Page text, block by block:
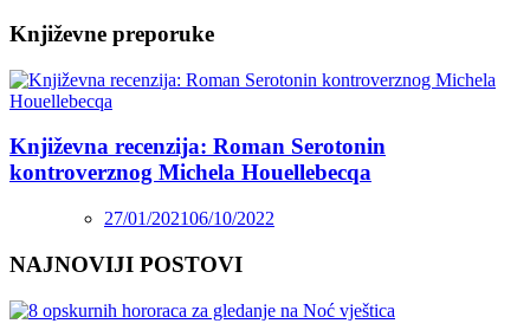
Književne preporuke
Književna recenzija: Roman Serotonin
kontroverznog Michela Houellebecqa
27/01/202106/10/2022
NAJNOVIJI POSTOVI